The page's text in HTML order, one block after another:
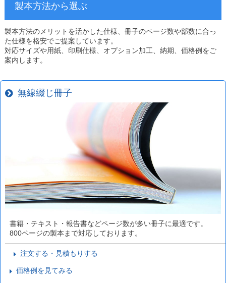
製本方法から選ぶ
製本方法のメリットを活かした仕様、冊子のページ数や部数に合っ
た仕様を格安でご提案しています。
対応サイズや用紙、印刷仕様、オプション加工、納期、価格例をご
案内します。
無線綴じ冊子
書籍・テキスト・報告書などページ数が多い冊子に最適です。
800ページの製本まで対応しております。
注文する・見積もりする
価格例を見てみる